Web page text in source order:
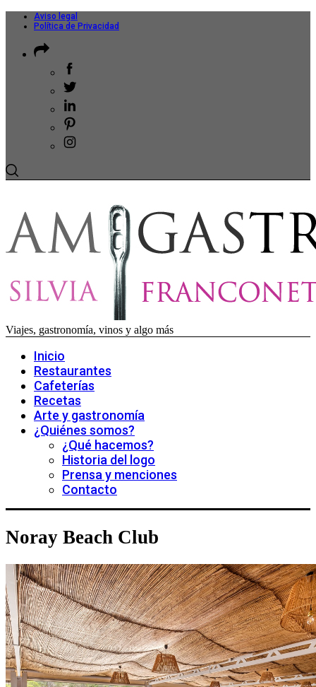
Aviso legal
Política de Privacidad
Viajes, gastronomía, vinos y algo más
Inicio
Restaurantes
Cafeterías
Recetas
Arte y gastronomía
¿Quiénes somos?
¿Qué hacemos?
Historia del logo
Prensa y menciones
Contacto
Noray Beach Club